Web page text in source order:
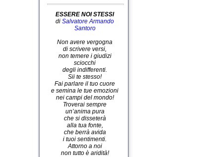
ESSERE NOI STESSI
di Salvatore Armando
Santoro
Non avere vergogna
di scrivere versi,
non temere i giudizi
sciocchi
degli indifferenti.
Sii te stesso!
Fai parlare il tuo cuore
e semina le tue emozioni
nei campi del mondo!
Troverai sempre
un’anima pura
che si disseterà
alla tua fonte,
che berrà avida
i tuoi sentimenti.
Attorno a noi
non tutto è aridità!